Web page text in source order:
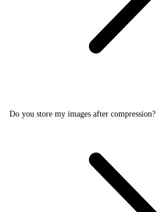
Do you store my images after compression?